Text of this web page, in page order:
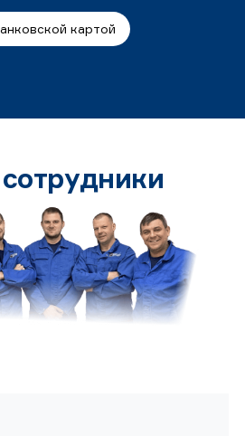
картой
сотрудники